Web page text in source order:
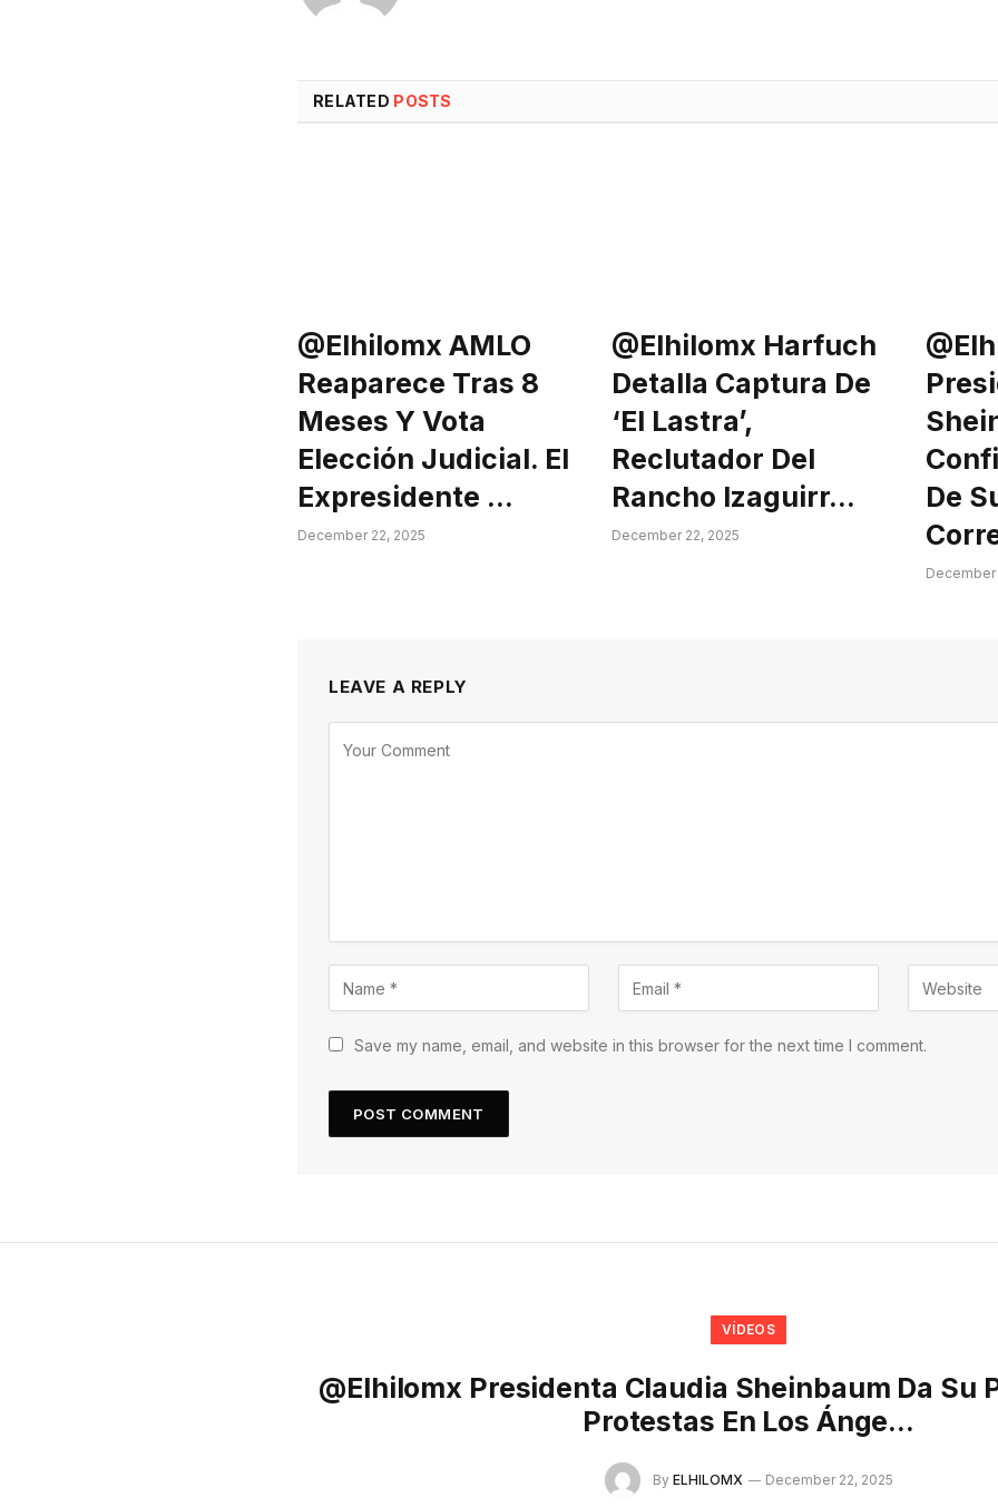
RELATED POSTS
@elhilomx AMLO
Reaparece Tras 8
Meses Y Vota
Elección Judicial. El
Expresidente …
December 22, 2025
@elhilomx Harfuch
Detalla Captura De
‘El Lastra’,
Reclutador Del
Rancho Izaguirr…
December 22, 2025
De
December
LEAVE A REPLY
Save my name, email, and website in this browser for the next time I comment.
VÍDEOS
@elhilomx Presidenta Claudia Sheinbaum Da Su
Protestas En Los Ánge…
By ELHILOMX December 22, 2025